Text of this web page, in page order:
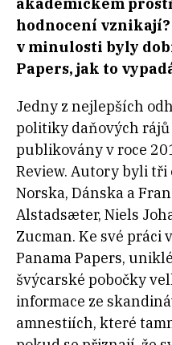
akademickém
hodnocení
v minulosti byly
Papers, jak to
Jedny z nejlepších
politiky daňových
publikovány v roce
Review. Autory byli tři
Norska, Dánska a
Alstadsæter, Niels
Zucman. Ke své práci
Panama Papers,
švýcarské pobočky
informace ze
amnestiích, které